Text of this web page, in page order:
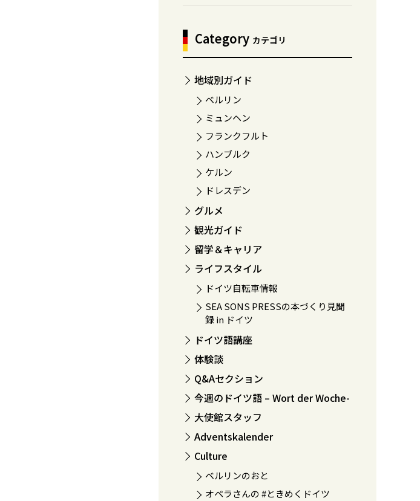
Category カテゴリ
地域別ガイド
ベルリン
ミュンヘン
フランクフルト
ハンブルク
ケルン
ドレスデン
グルメ
観光ガイド
留学＆キャリア
ライフスタイル
ドイツ自転車情報
SEA SONS PRESSの本づくり見聞
録 in ドイツ
ドイツ語講座
体験談
Q&Aセクション
今週のドイツ語 – Wort der Woche-
大使館スタッフ
Adventskalender
Culture
ベルリンのおと
オペラさんの #ときめくドイツ